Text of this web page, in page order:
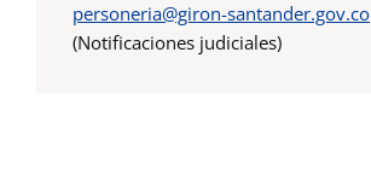
personeria@giron-santander.gov.co
(Notificaciones judiciales)